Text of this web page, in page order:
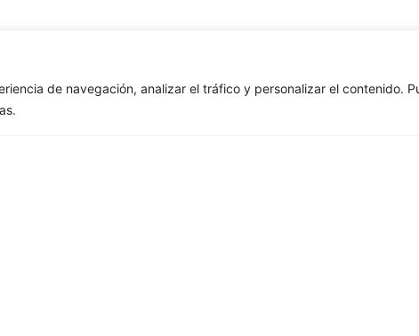
de navegación, analizar el tráfico y personalizar el contenido.